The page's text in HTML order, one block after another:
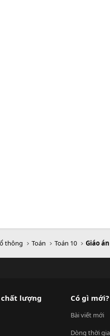
thông Toán Toán 10 Giáo
chất lượng
Có gì mới?
Bài viết mới
Dòng thời